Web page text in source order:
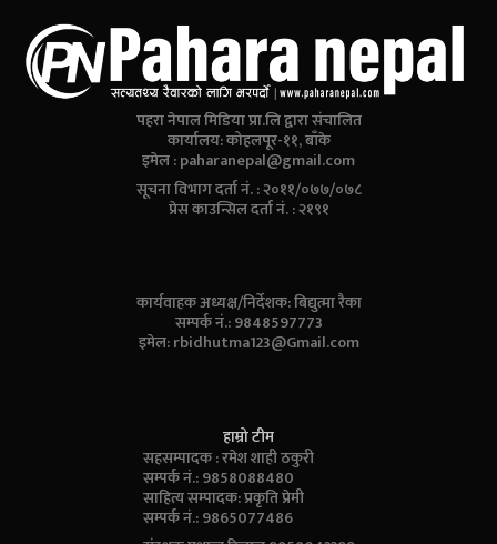
पहरा नेपाल मिडिया प्रा.लि द्वारा संचालित
कार्यालय: कोहलपूर-११, बाँके
इमेल :paharanepal@gmail.com
सूचना विभाग दर्ता नं. : २०११/०७७/०७८
प्रेस काउन्सिल दर्ता नं. : २१९१
कार्यवाहक अध्यक्ष/निर्देशक: बिद्युत्मा रैका
सम्पर्क नं.: 9848597773
इमेल:rbidhutma123@Gmail.com
हाम्रो टीम
सहसम्पादक : रमेश शाही ठकुरी
सम्पर्क नं.: 9858088480
साहित्य सम्पादक: प्रकृति प्रेमी
सम्पर्क नं.: 9865077486